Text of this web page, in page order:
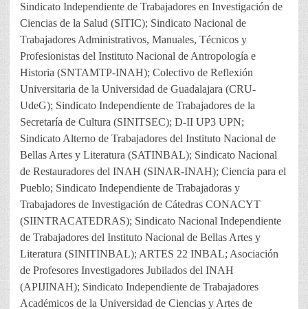
Sindicato Independiente de Trabajadores en Investigación de
Ciencias de la Salud (SITIC); Sindicato Nacional de
Trabajadores Administrativos, Manuales, Técnicos y
Profesionistas del Instituto Nacional de Antropología e
Historia (SNTAMTP-INAH); Colectivo de Reflexión
Universitaria de la Universidad de Guadalajara (CRU-
UdeG); Sindicato Independiente de Trabajadores de la
Secretaría de Cultura (SINITSEC); D-II UP3 UPN;
Sindicato Alterno de Trabajadores del Instituto Nacional de
Bellas Artes y Literatura (SATINBAL); Sindicato Nacional
de Restauradores del INAH (SINAR-INAH); Ciencia para el
Pueblo; Sindicato Independiente de Trabajadoras y
Trabajadores de Investigación de Cátedras CONACYT
(SIINTRACATEDRAS); Sindicato Nacional Independiente
de Trabajadores del Instituto Nacional de Bellas Artes y
Literatura (SINITINBAL); ARTES 22 INBAL; Asociación
de Profesores Investigadores Jubilados del INAH
(APIJINAH); Sindicato Independiente de Trabajadores
Académicos de la Universidad de Ciencias y Artes de